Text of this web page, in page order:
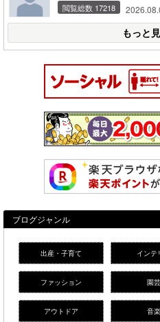
閲覧総数 17218
もっと
ブログジャンル
出産・子育て インテ
ファッション 園芸
アウトドア 音楽